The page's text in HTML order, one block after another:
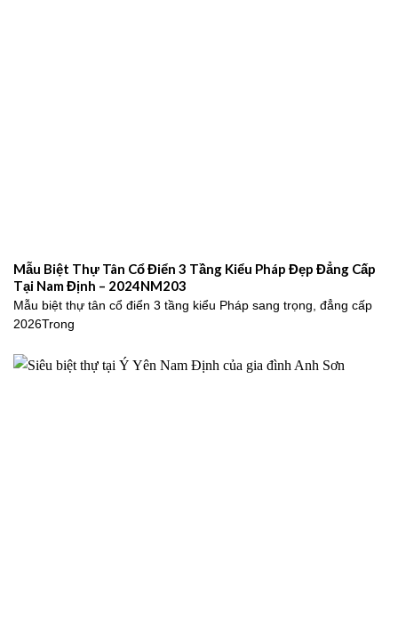
Mẫu Biệt Thự Tân Cổ Điển 3 Tầng Kiểu Pháp Đẹp Đẳng Cấp
Tại Nam Định – 2024NM203
Mẫu biệt thự tân cổ điển 3 tầng kiểu Pháp sang trọng, đẳng cấp
2026Trong